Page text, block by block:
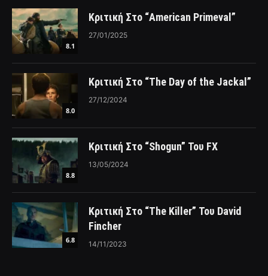
8.1
Κριτική Στο “American Primeval”
27/01/2025
8.0
Κριτική Στο “The Day of the Jackal”
27/12/2024
8.8
Κριτική Στο “Shogun” Του FX
13/05/2024
6.8
Κριτική Στο “The Killer” Του David
Fincher
14/11/2023